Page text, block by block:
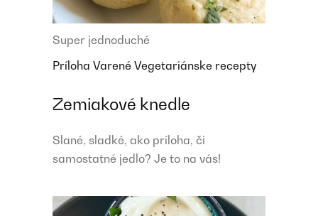
Super jednoduché
Príloha Varené Vegetariánske recepty
Zemiakové knedle
Slané, sladké, ako príloha, či
samostatné jedlo? Je to na vás!